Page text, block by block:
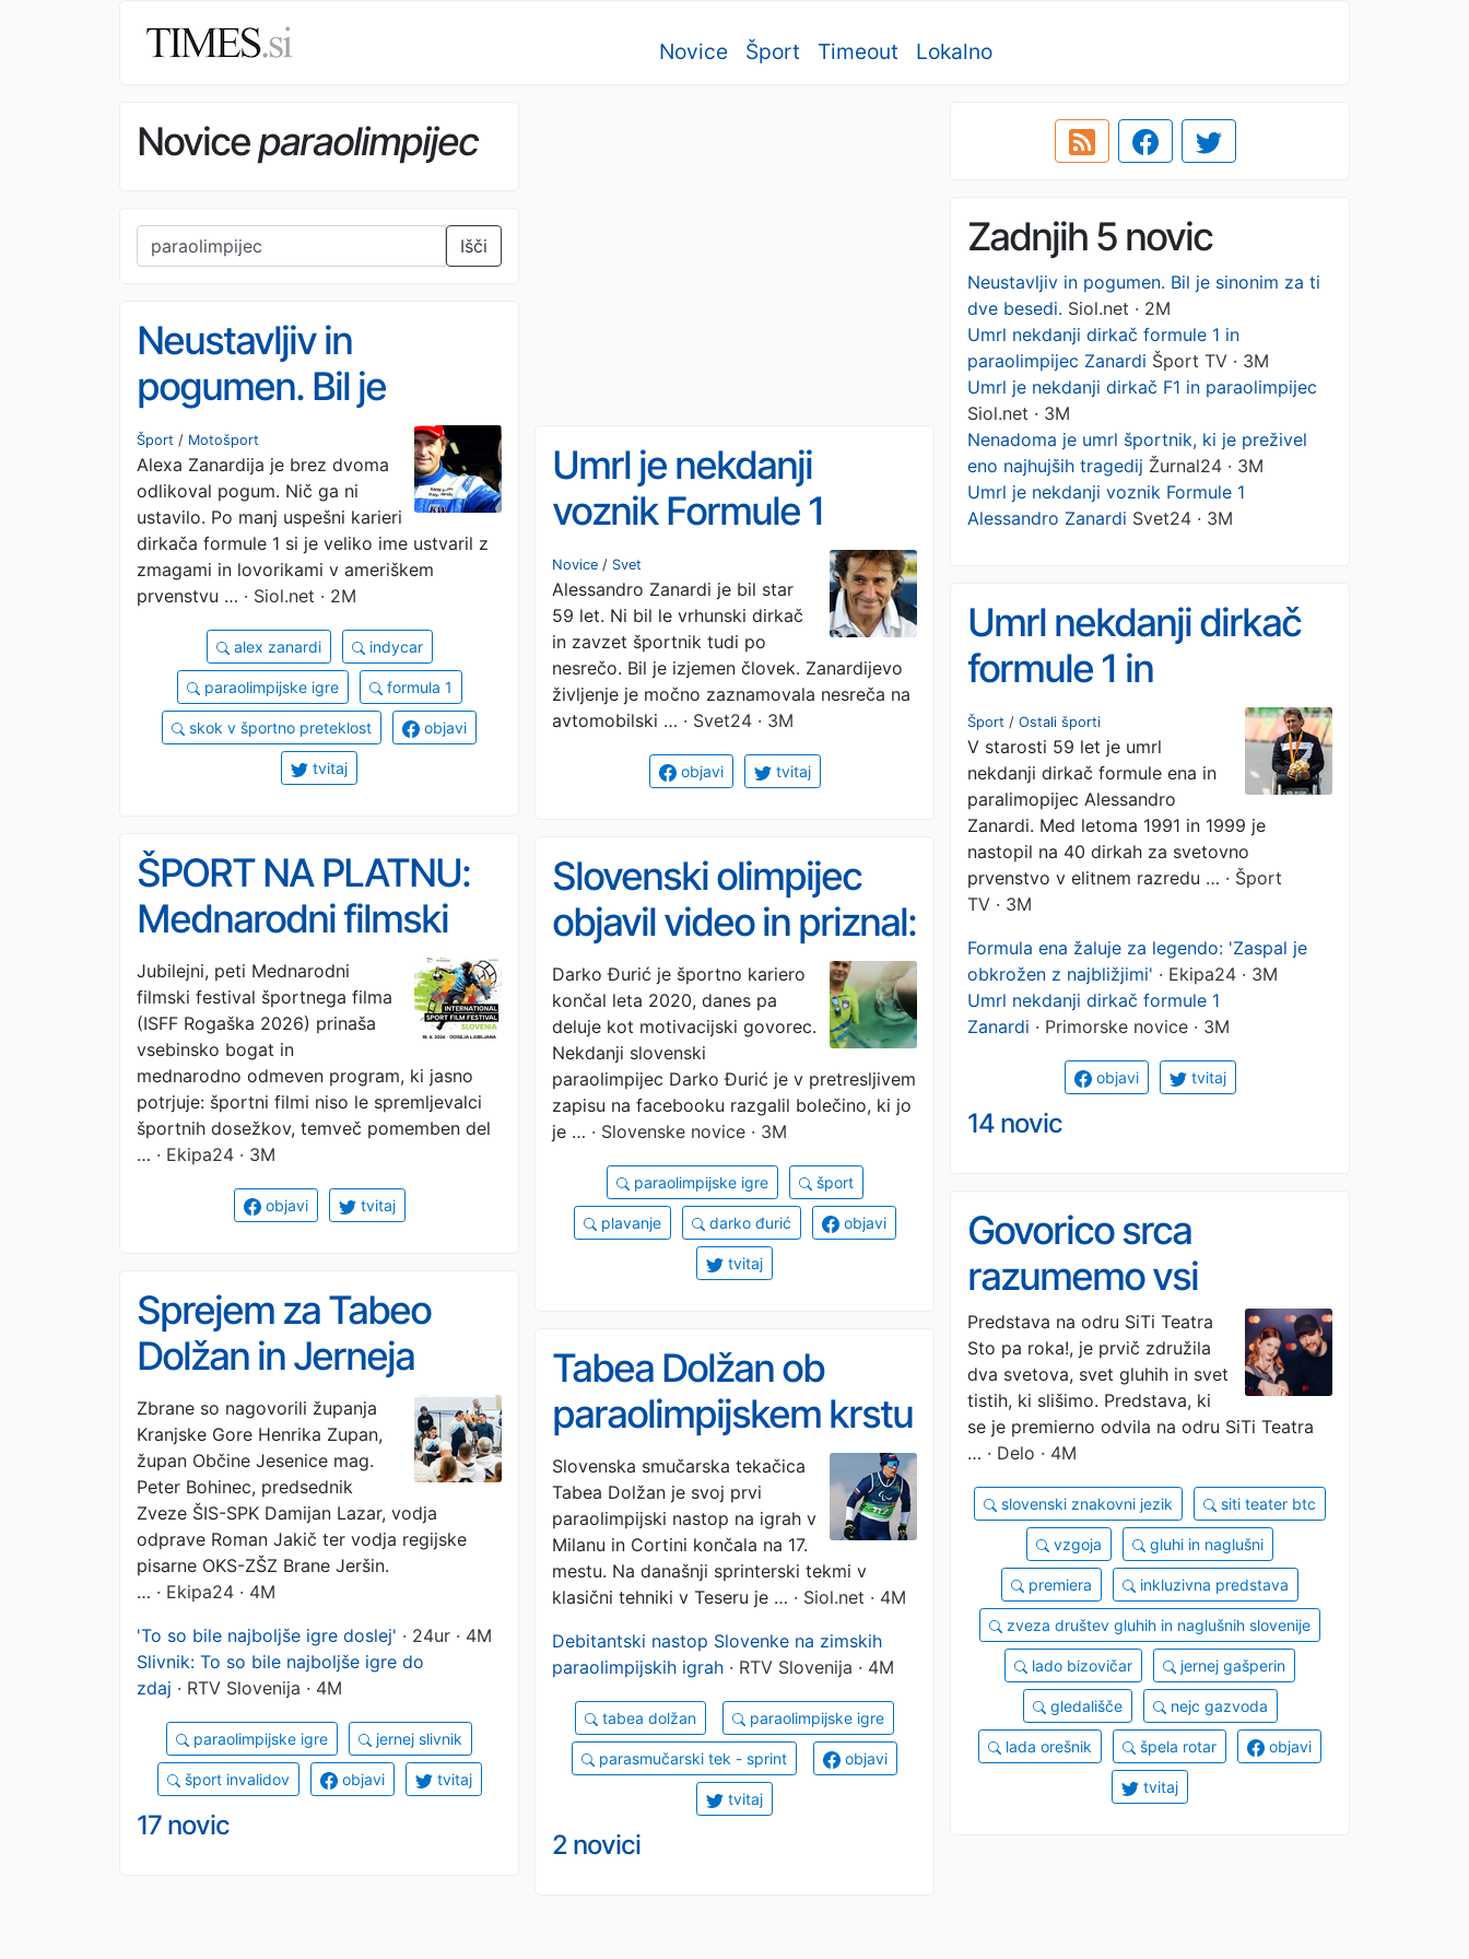
Novice Šport Timeout Lokalno
Noviceparaolimpijec
Išči Zadnjih 5 novic
Neustavljiv in pogumen. Bil je sinonim za ti
dve besedi. Siol.net · 2M
Umrl nekdanji dirkač formule 1 in
paraolimpijec Zanardi Šport TV · 3M
Umrl je nekdanji dirkač F1 in paraolimpijec
Siol.net · 3M
Nenadoma je umrl športnik, ki je preživel
eno najhujših tragedij Žurnal24 · 3M
Umrl je nekdanji voznik Formule 1
Alessandro Zanardi Svet24 · 3M
Neustavljiv in
pogumen. Bil je
sinonim za ti dve
besedi.
Šport / Motošport
Alexa Zanardija je brez dvoma
odlikoval pogum. Nič ga ni
ustavilo. Po manj uspešni karieri
dirkača formule 1 si je veliko ime ustvaril z
zmagami in lovorikami v ameriškem
prvenstvu … · Siol.net · 2M
alex zanardi indycar
paraolimpijske igre formula 1
skok v športno preteklost objavi
tvitaj
Umrl je nekdanji
voznik Formule 1
Alessandro Zanardi
Novice / Svet
Alessandro Zanardi je bil star
59 let. Ni bil le vrhunski dirkač
in zavzet športnik tudi po
nesrečo. Bil je izjemen človek. Zanardijevo
življenje je močno zaznamovala nesreča na
avtomobilski … · Svet24 · 3M
objavi tvitaj
Umrl nekdanji dirkač
formule 1 in
paraolimpijec Zanardi
Šport / Ostali športi
V starosti 59 let je umrl
nekdanji dirkač formule ena in
paralimopijec Alessandro
Zanardi. Med letoma 1991 in 1999 je
nastopil na 40 dirkah za svetovno
prvenstvo v elitnem razredu … · Šport
TV · 3M
Formula ena žaluje za legendo: 'Zaspal je
obkrožen z najbližjimi' · Ekipa24 · 3M
Umrl nekdanji dirkač formule 1
Zanardi · Primorske novice · 3M
objavi tvitaj
14 novic
ŠPORT NA PLATNU:
Mednarodni filmski
festival športnega
filma - ISFF Rogaška
2026 potrjuje, da
športni film postaja
del kulturne dediščine
Jubilejni, peti Mednarodni
filmski festival športnega filma
(ISFF Rogaška 2026) prinaša
vsebinsko bogat in
mednarodno odmeven program, ki jasno
potrjuje: športni filmi niso le spremljevalci
športnih dosežkov, temveč pomemben del
… · Ekipa24 · 3M
objavi tvitaj
Slovenski olimpijec
objavil video in priznal:
»To je bil najbolj boleč
trenutek v moji
karieri!« (VIDEO)
Darko Đurić je športno kariero
končal leta 2020, danes pa
deluje kot motivacijski govorec.
Nekdanji slovenski
paraolimpijec Darko Đurić je v pretresljivem
zapisu na facebooku razgalil bolečino, ki jo
je … · Slovenske novice · 3M
paraolimpijske igre šport
plavanje darko đurić objavi
tvitaj
Govorico srca
razumemo vsi
Predstava na odru SiTi Teatra
Sto pa roka!, je prvič združila
dva svetova, svet gluhih in svet
tistih, ki slišimo. Predstava, ki
se je premierno odvila na odru SiTi Teatra
… · Delo · 4M
slovenski znakovni jezik siti teater btc
vzgoja gluhi in naglušni
premiera inkluzivna predstava
zveza društev gluhih in naglušnih slovenije
lado bizovičar jernej gašperin
gledališče nejc gazvoda
lada orešnik špela rotar objavi
tvitaj
Sprejem za Tabeo
Dolžan in Jerneja
Slivnika
Zbrane so nagovorili županja
Kranjske Gore Henrika Zupan,
župan Občine Jesenice mag.
Peter Bohinec, predsednik
Zveze ŠIS-SPK Damijan Lazar, vodja
odprave Roman Jakič ter vodja regijske
pisarne OKS-ZŠZ Brane Jeršin.
… · Ekipa24 · 4M
'To so bile najboljše igre doslej' · 24ur · 4M
Slivnik: To so bile najboljše igre do
zdaj · RTV Slovenija · 4M
paraolimpijske igre jernej slivnik
šport invalidov objavi tvitaj
17 novic
Tabea Dolžan ob
paraolimpijskem krstu
na 17. mestu
Slovenska smučarska tekačica
Tabea Dolžan je svoj prvi
paraolimpijski nastop na igrah v
Milanu in Cortini končala na 17.
mestu. Na današnji sprinterski tekmi v
klasični tehniki v Teseru je … · Siol.net · 4M
Debitantski nastop Slovenke na zimskih
paraolimpijskih igrah · RTV Slovenija · 4M
tabea dolžan paraolimpijske igre
parasmučarski tek - sprint objavi
tvitaj
2 novici